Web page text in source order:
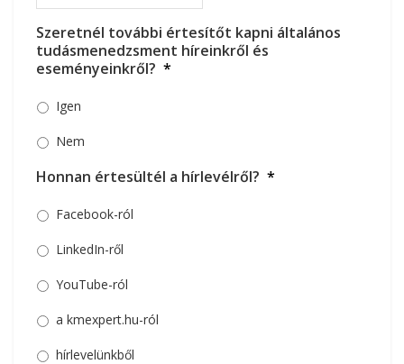
Szeretnél további értesítőt kapni általános
tudásmenedzsment híreinkről és
eseményeinkről? *
Igen
Nem
Honnan értesültél a hírlevélről? *
Facebook-ról
LinkedIn-ről
YouTube-ról
a kmexpert.hu-ról
hírlevelünkből